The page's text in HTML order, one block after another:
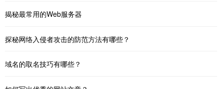
揭秘最常用的Web服务器
探秘网络入侵者攻击的防范方法有哪些？
域名的取名技巧有哪些？